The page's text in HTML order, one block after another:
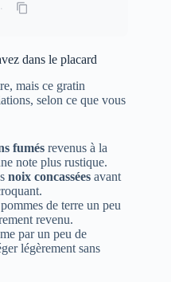
·
dans le placard
mais ce gratin
selon ce que vous
fumés revenus à la
note plus rustique.
noix concassées avant
de terre un peu
revenu.
par un peu de
légèrement sans